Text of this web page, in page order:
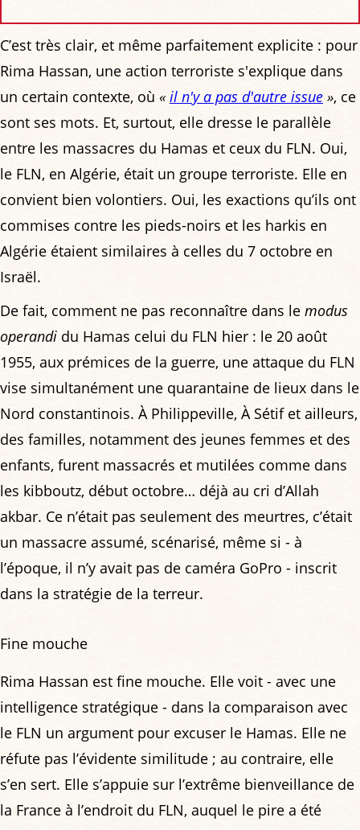
C’est très clair, et même parfaitement explicite : pour
Rima Hassan, une action terroriste s'explique dans
un certain contexte, où « il n'y a pas d'autre issue », ce
sont ses mots. Et, surtout, elle dresse le parallèle
entre les massacres du Hamas et ceux du FLN. Oui,
le FLN, en Algérie, était un groupe terroriste. Elle en
convient bien volontiers. Oui, les exactions qu’ils ont
commises contre les pieds-noirs et les harkis en
Algérie étaient similaires à celles du 7 octobre en
Israël.
De fait, comment ne pas reconnaître dans le modus
operandi du Hamas celui du FLN hier : le 20 août
1955, aux prémices de la guerre, une attaque du FLN
vise simultanément une quarantaine de lieux dans le
Nord constantinois. À Philippeville, À Sétif et ailleurs,
des familles, notamment des jeunes femmes et des
enfants, furent massacrés et mutilées comme dans
les kibboutz, début octobre… déjà au cri d’Allah
akbar. Ce n’était pas seulement des meurtres, c’était
un massacre assumé, scénarisé, même si - à
l’époque, il n’y avait pas de caméra GoPro - inscrit
dans la stratégie de la terreur.
Fine mouche
Rima Hassan est fine mouche. Elle voit - avec une
intelligence stratégique - dans la comparaison avec
le FLN un argument pour excuser le Hamas. Elle ne
réfute pas l’évidente similitude ; au contraire, elle
s’en sert. Elle s’appuie sur l’extrême bienveillance de
la France à l’endroit du FLN, auquel le pire a été